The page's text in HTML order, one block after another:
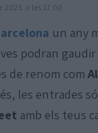
2025 a les 17:00
un any
podran gaudir
de renom com
les entrades
amb els teus